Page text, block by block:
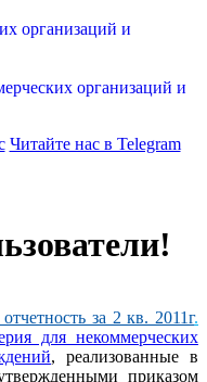
организаций и
организаций и
Читайте нас в Telegram
за 2 кв. 2011г.
для некоммерческих
, реализованные в
приказом